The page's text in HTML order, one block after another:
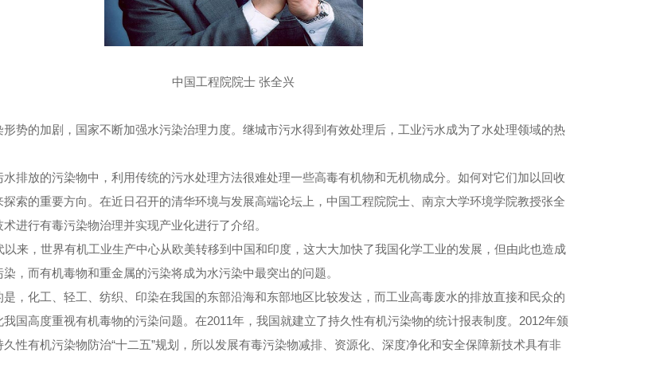
中国工程院院士 张全兴
形势的加剧，国家不断加强水污染治理力度。继城市污水得到有效处理后，工业污水成为了水处理领域的热
放的污染物中，利用传统的污水处理方法很难处理一些高毒有机物和无机物成分。如何对它们加以回收
索的重要方向。在近日召开的清华环境与发展高端论坛上，中国工程院院士、南京大学环境学院教授张全
进行有毒污染物治理并实现产业化进行了介绍。
，世界有机工业生产中心从欧美转移到中国和印度，这大大加快了我国化学工业的发展，但由此也造成
，而有机毒物和重金属的污染将成为水污染中最突出的问题。
化工、轻工、纺织、印染在我国的东部沿海和东部地区比较发达，而工业高毒废水的排放直接和民众的
国高度重视有机毒物的污染问题。在2011年，我国就建立了持久性有机污染物的统计报表制度。2012年颁
性有机污染物防治“十二五”规划，所以发展有毒污染物减排、资源化、深度净化和安全保障新技术具有非